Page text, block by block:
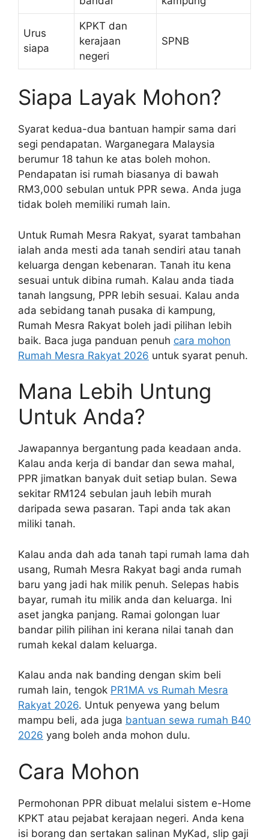
Urus
siapa
KPKT dan
kerajaan
negeri
SPNB
Siapa Layak Mohon?
Syarat kedua-dua bantuan hampir sama dari
segi pendapatan. Warganegara Malaysia
berumur 18 tahun ke atas boleh mohon.
Pendapatan isi rumah biasanya di bawah
RM3,000 sebulan untuk PPR sewa. Anda juga
tidak boleh memiliki rumah lain.
Untuk Rumah Mesra Rakyat, syarat tambahan
ialah anda mesti ada tanah sendiri atau tanah
keluarga dengan kebenaran. Tanah itu kena
sesuai untuk dibina rumah. Kalau anda tiada
tanah langsung, PPR lebih sesuai. Kalau anda
ada sebidang tanah pusaka di kampung,
Rumah Mesra Rakyat boleh jadi pilihan lebih
baik. Baca juga panduan penuh cara mohon
Rumah Mesra Rakyat 2026 untuk syarat penuh.
Mana Lebih Untung
Untuk Anda?
Jawapannya bergantung pada keadaan anda.
Kalau anda kerja di bandar dan sewa mahal,
PPR jimatkan banyak duit setiap bulan. Sewa
sekitar RM124 sebulan jauh lebih murah
daripada sewa pasaran. Tapi anda tak akan
miliki tanah.
Kalau anda dah ada tanah tapi rumah lama dah
usang, Rumah Mesra Rakyat bagi anda rumah
baru yang jadi hak milik penuh. Selepas habis
bayar, rumah itu milik anda dan keluarga. Ini
aset jangka panjang. Ramai golongan luar
bandar pilih pilihan ini kerana nilai tanah dan
rumah kekal dalam keluarga.
Kalau anda nak banding dengan skim beli
rumah lain, tengok PR1MA vs Rumah Mesra
Rakyat 2026. Untuk penyewa yang belum
mampu beli, ada juga bantuan sewa rumah B40
2026 yang boleh anda mohon dulu.
Cara Mohon
Permohonan PPR dibuat melalui sistem e-Home
KPKT atau pejabat kerajaan negeri. Anda kena
isi borang dan sertakan salinan MyKad, slip gaji